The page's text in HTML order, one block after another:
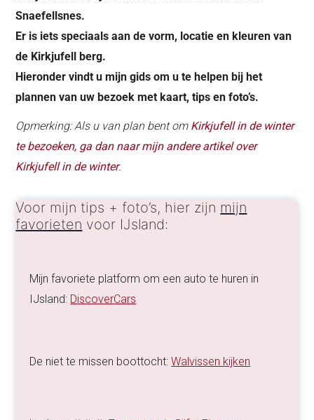
Snaefellsnes.
Er is iets speciaals aan de vorm, locatie en kleuren van
de Kirkjufell berg.
Hieronder vindt u mijn gids om u te helpen bij het
plannen van uw bezoek met kaart, tips en foto’s.
Opmerking: Als u van plan bent om Kirkjufell in de winter
te bezoeken, ga dan naar mijn andere artikel over
Kirkjufell in de winter.
Voor mijn tips + foto’s, hier zijn mijn
favorieten voor IJsland:
Mijn favoriete platform om een auto te huren in
IJsland: DiscoverCars
De niet te missen boottocht:Walvissen kijken